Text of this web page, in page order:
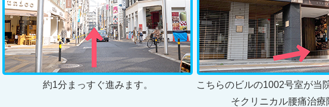
約1分まっすぐ進みます。
こちらのビルの1002号室が当
そクリニカル腰痛治療